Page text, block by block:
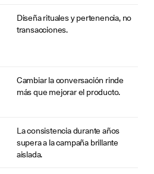
Diseña rituales y pertenencia, no
transacciones.
Cambiar la conversación rinde
más que mejorar el producto.
La consistencia durante años
supera a la campaña brillante
aislada.